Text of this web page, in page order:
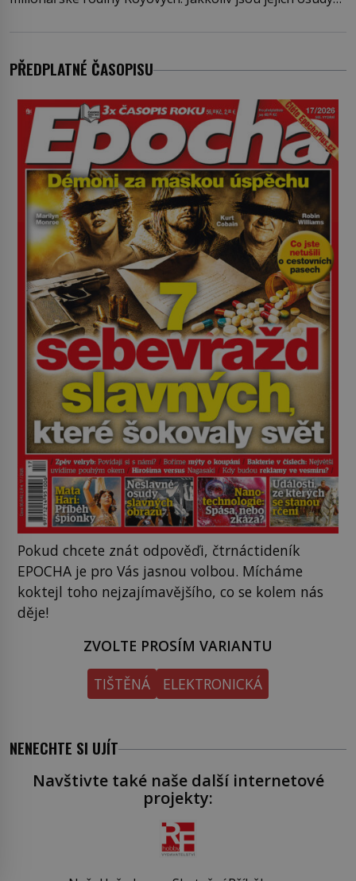
jenom jednou z nemovitostí
PŘEDPLATNÉ ČASOPISU
Pokud chcete znát odpověďi, čtrnáctideník
EPOCHA je pro Vás jasnou volbou. Mícháme
koktejl toho nejzajímavějšího, co se kolem nás
děje!
ZVOLTE PROSÍM VARIANTU
TIŠTĚNÁ
ELEKTRONICKÁ
NENECHTE SI UJÍT
Navštivte také naše další internetové
projekty: